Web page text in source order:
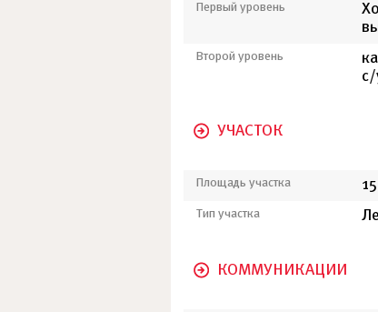
Первый уровень
Второй уровень
с/
УЧАСТОК
Площадь участка
Тип участка
КОММУНИКАЦИИ